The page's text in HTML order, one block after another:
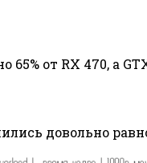
от RX 470, а
довольно